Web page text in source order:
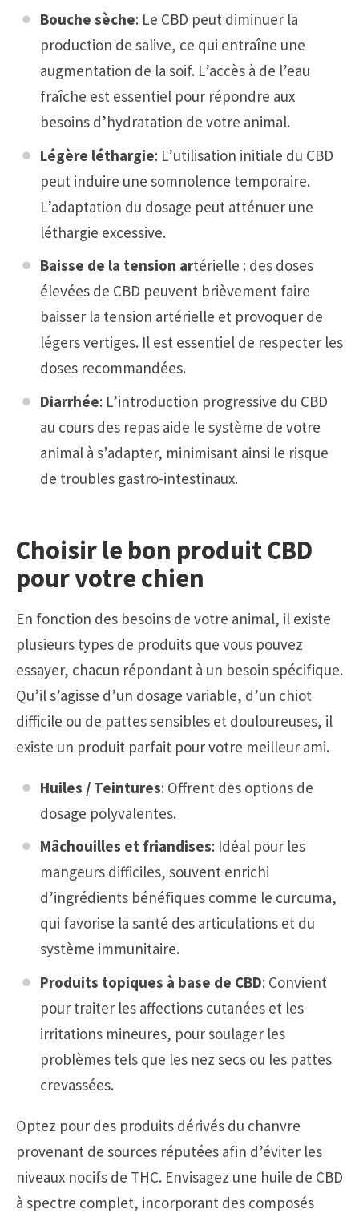
Bouche sèche: Le CBD peut diminuer la
production de salive, ce qui entraîne une
augmentation de la soif. L’accès à de l’eau
fraîche est essentiel pour répondre aux
besoins d’hydratation de votre animal.
Légère léthargie: L’utilisation initiale du CBD
peut induire une somnolence temporaire.
L’adaptation du dosage peut atténuer une
léthargie excessive.
Baisse de la tension artérielle : des doses
élevées de CBD peuvent brièvement faire
baisser la tension artérielle et provoquer de
légers vertiges. Il est essentiel de respecter les
doses recommandées.
Diarrhée: L’introduction progressive du CBD
au cours des repas aide le système de votre
animal à s’adapter, minimisant ainsi le risque
de troubles gastro-intestinaux.
Choisir le bon produit CBD
pour votre chien
En fonction des besoins de votre animal, il existe
plusieurs types de produits que vous pouvez
essayer, chacun répondant à un besoin spécifique.
Qu’il s’agisse d’un dosage variable, d’un chiot
difficile ou de pattes sensibles et douloureuses, il
existe un produit parfait pour votre meilleur ami.
Huiles / Teintures: Offrent des options de
dosage polyvalentes.
Mâchouilles et friandises: Idéal pour les
mangeurs difficiles, souvent enrichi
d’ingrédients bénéfiques comme le curcuma,
qui favorise la santé des articulations et du
système immunitaire.
Produits topiques à base de CBD: Convient
pour traiter les affections cutanées et les
irritations mineures, pour soulager les
problèmes tels que les nez secs ou les pattes
crevassées.
Optez pour des produits dérivés du chanvre
provenant de sources réputées afin d’éviter les
niveaux nocifs de THC. Envisagez une huile de CBD
à spectre complet, incorporant des composés